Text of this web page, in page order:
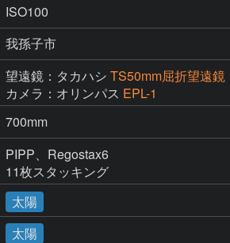
ISO100
我孫子市
望遠鏡：タカハシ TS50mm屈折望遠
カメラ：オリンパス EPL-1
700mm
PIPP、Regostax6
11枚スタッキング
太陽
太陽